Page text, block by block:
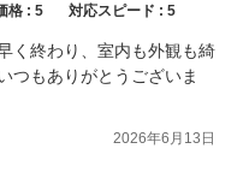
格 : 5 対応スピード : 5
く終わり、室内も外観も綺
つもありがとうございま
2026年6月13日